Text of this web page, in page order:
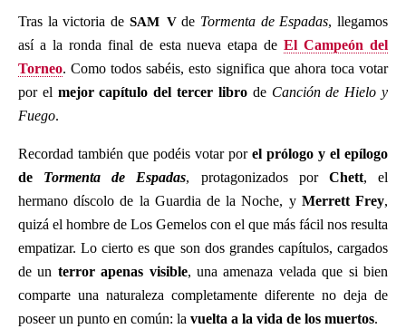
Tras la victoria de sam vde Tormenta de Espadas, llegamos
así a la ronda final de esta nueva etapa deEl Campeón del
Torneo. Como todos sabéis, esto significa que ahora toca votar
por el mejor capítulo del tercer librode Canción de Hielo y
Fuego.
Recordad también que podéis votar por el prólogo y el epílogo
de Tormenta de Espadas, protagonizados por Chett, el
hermano díscolo de la Guardia de la Noche, y Merrett Frey,
quizá el hombre de Los Gemelos con el que más fácil nos resulta
empatizar. Lo cierto es que son dos grandes capítulos, cargados
de un terror apenas visible, una amenaza velada que si bien
comparte una naturaleza completamente diferente no deja de
poseer un punto en común: la vuelta a la vida de los muertos.